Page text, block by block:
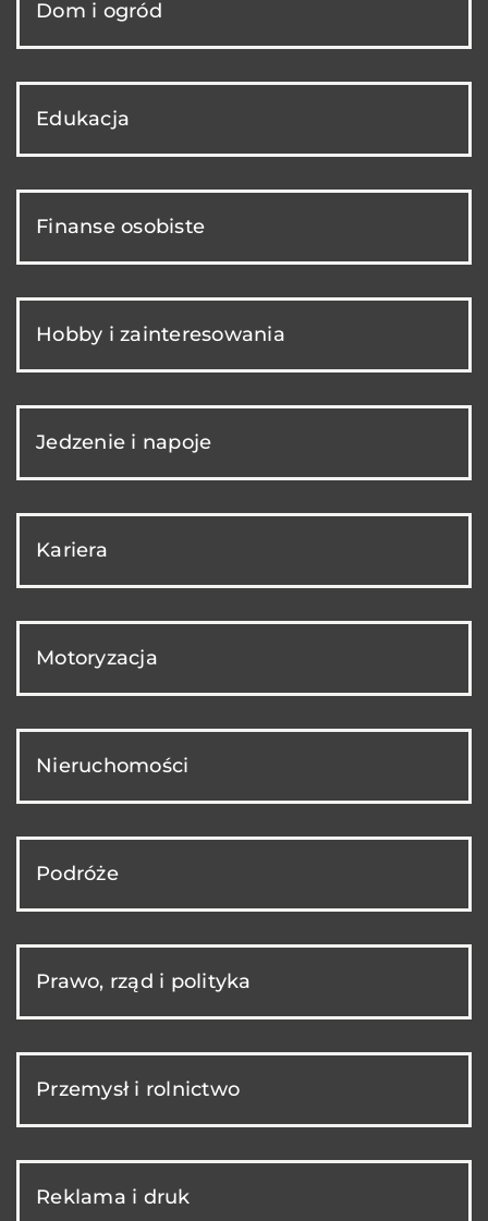
Dom i ogród
Edukacja
Finanse osobiste
Hobby i zainteresowania
Jedzenie i napoje
Kariera
Motoryzacja
Nieruchomości
Podróże
Prawo, rząd i polityka
Przemysł i rolnictwo
Reklama i druk